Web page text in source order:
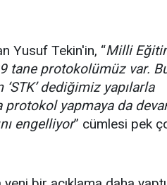
Yusuf Tekin'in, “Milli
tane protokolümüz var.
dediğimiz yapılarla
protokol yapmaya da
engelliyor” cümlesi pek